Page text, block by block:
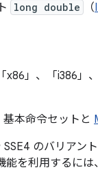
long double （
x86」、「i386」
本命令セットと
SSE4 のバリアン
能を利用するに